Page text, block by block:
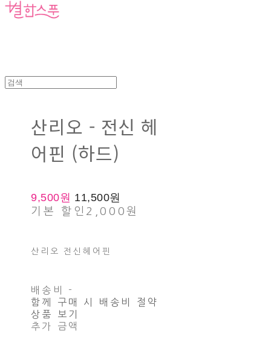
산리오 - 전신 헤
어핀 (하드)
9,500원 11,500원
기본 할인 2,000원
산리오 전신헤어핀
배송비 -
함께 구매 시 배송비 절약
상품 보기
추가 금액